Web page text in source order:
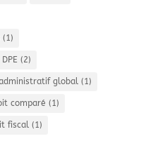
(1)
DPE (2)
global(1)
comparé (1)
fiscal(1)